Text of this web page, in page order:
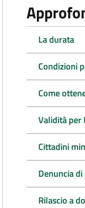
La durata
Condizioni
Come
Validità per
Cittadini
Denuncia
Rilascio a